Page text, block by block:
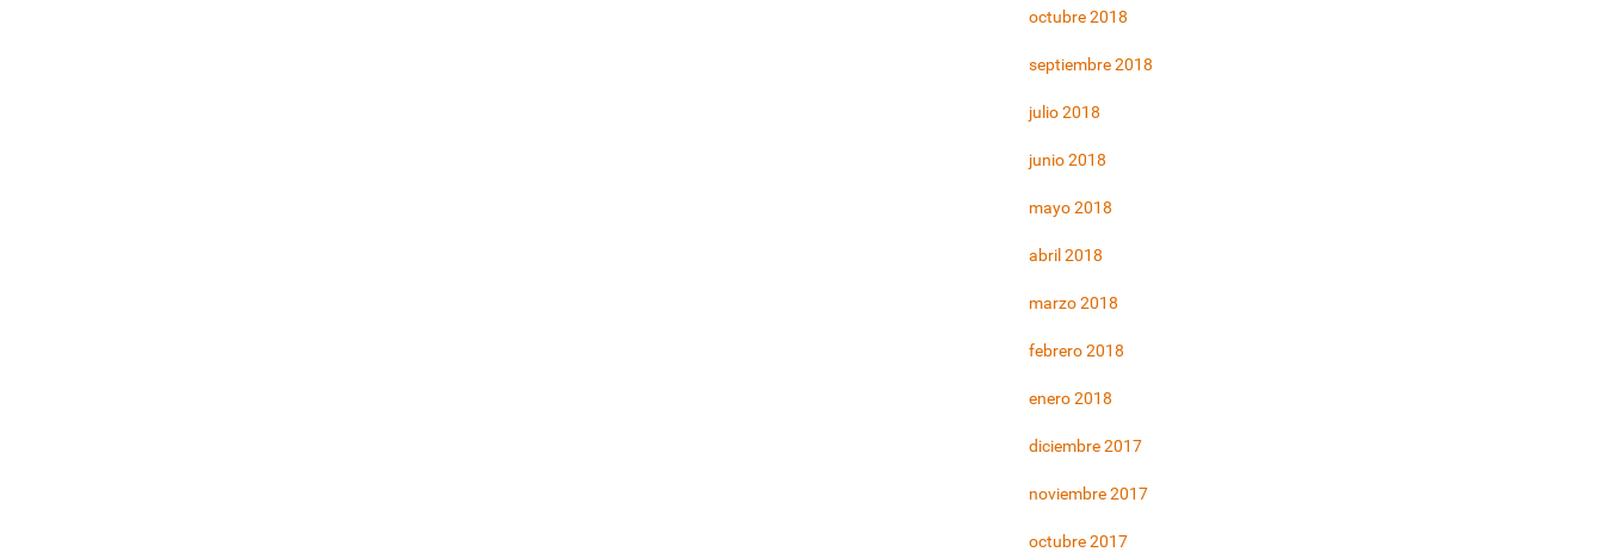
octubre 2018
septiembre 2018
julio 2018
junio 2018
mayo 2018
abril 2018
marzo 2018
febrero 2018
enero 2018
diciembre 2017
noviembre 2017
octubre 2017